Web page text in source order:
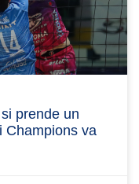
prende un
Champions va